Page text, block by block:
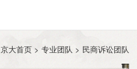
京大首页 > 专业团队 > 民商诉讼团队